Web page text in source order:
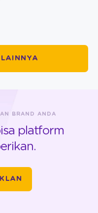
BRAND ANDA
platform